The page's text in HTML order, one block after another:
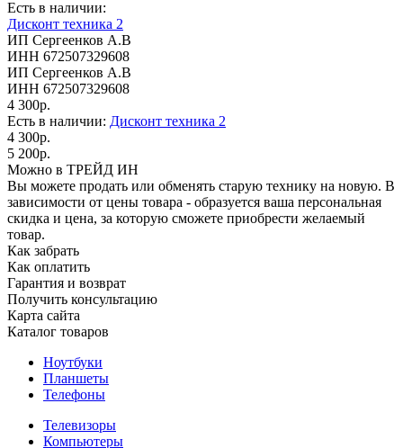
Есть в наличии:
Дисконт техника 2
ИП Сергеенков А.В
ИНН 672507329608
ИП Сергеенков А.В
ИНН 672507329608
4 300р.
Есть в наличии: Дисконт техника 2
4 300р.
5 200р.
Можно в ТРЕЙД ИН
Вы можете продать или обменять старую технику на новую. В
зависимости от цены товара - образуется ваша персональная
скидка и цена, за которую сможете приобрести желаемый
товар.
Как забрать
Как оплатить
Гарантия и возврат
Получить консультацию
Карта сайта
Каталог товаров
Ноутбуки
Планшеты
Телефоны
Телевизоры
Компьютеры